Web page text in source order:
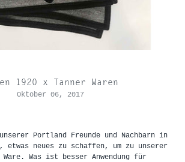
1920 x Tanner Waren
Oktober 06, 2017
Portland Freunde und Nachbarn in
, etwas neues zu schaffen, um zu unserer
Was ist besser Anwendung für